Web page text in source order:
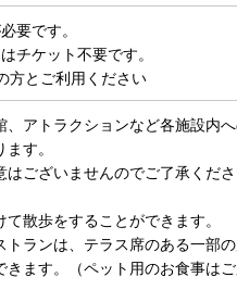
要です。
チケット不要です。
方とご利用ください
、アトラクションなど各施設内
す。
ございませんのでご了承くださ
散歩をすることができます。
トランは、テラス席のある一部
ます。（ペット用のお食事はご